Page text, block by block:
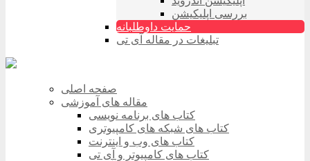
بررسی اپلیکیشن
حمایت داوطلبانه
تبلیغات در مقاله آی تی
صفحه اصلی
مقاله های آموزشی
کتاب های برنامه نویسی
کتاب های شبکه های کامپیوتری
کتاب های وب و اینترنت
کتاب های کامپیوتر و آی تی